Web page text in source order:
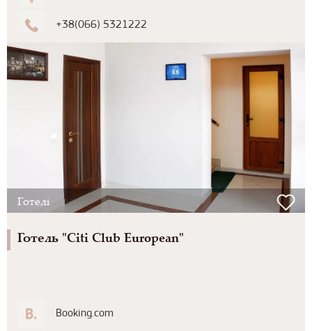
+38(066) 5321222
Готелі
Готель "Citi Club European"
Booking.com